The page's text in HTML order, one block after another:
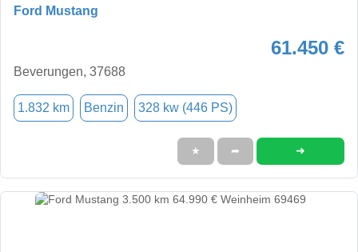
Ford Mustang
61.450 €
Beverungen, 37688
1.832 km Benzin 328 kw (446 PS)
★ ➦ ➜